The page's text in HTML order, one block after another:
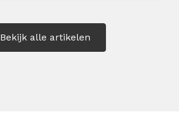
Bekijk alle artikelen